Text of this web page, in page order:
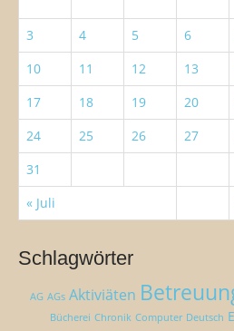
a
t
i
o
n
3
4 5 6
10
11 12 13
17
18 19 20
24
25 26 27
31
« Juli
Schlagwörter
AG AGs Aktiviäten
Bücherei Chronik Computer Deutsch